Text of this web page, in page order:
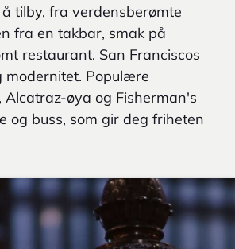
tilby, fra verdensberømte
fra en takbar, smak på
restaurant. San Franciscos
modernitet. Populære
øya og Fisherman's
og buss, som gir deg friheten